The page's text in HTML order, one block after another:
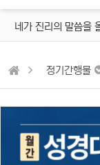
네가 진리의 말씀을
정기간행물